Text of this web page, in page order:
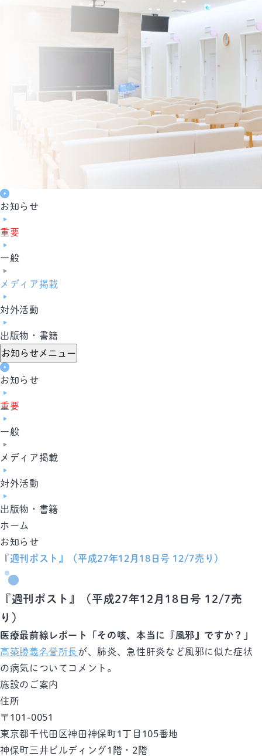
お知らせ
重要
一般
メディア掲載
対外活動
出版物・書籍
お知らせメニュー
お知らせ
重要
一般
メディア掲載
対外活動
出版物・書籍
ホーム
お知らせ
『週刊ポスト』（平成27年12月18日号 12/7売り）
『週刊ポスト』（平成27年12月18日号 12/7売
り）
医療最前線レポート「その咳、本当に『風邪』ですか？」
高築勝義名誉所長が、肺炎、急性肝炎など風邪に似た症状
の病気についてコメント。
施設のご案内
住所
〒101-0051
東京都千代田区神田神保町1丁目105番地
神保町三井ビルディング1階・2階